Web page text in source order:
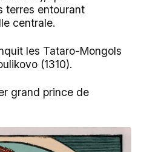
terres entourant
centrale.
les Tataro-Mongols
(1310).
grand prince de